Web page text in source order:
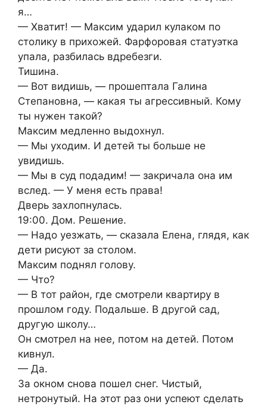
я…
— Хватит! — Максим ударил кулаком по
столику в прихожей. Фарфоровая статуэтка
упала, разбилась вдребезги.
Тишина.
— Вот видишь, — прошептала Галина
Степановна, — какая ты агрессивный. Кому
ты нужен такой?
Максим медленно выдохнул.
— Мы уходим. И детей ты больше не
увидишь.
— Мы в суд подадим! — закричала она им
вслед. — У меня есть права!
Дверь захлопнулась.
19:00. Дом. Решение.
— Надо уезжать, — сказала Елена, глядя, как
дети рисуют за столом.
Максим поднял голову.
— Что?
— В тот район, где смотрели квартиру в
прошлом году. Подальше. В другой сад,
другую школу…
Он смотрел на нее, потом на детей. Потом
кивнул.
— Да.
За окном снова пошел снег. Чистый,
нетронутый. На этот раз они успеют сделать